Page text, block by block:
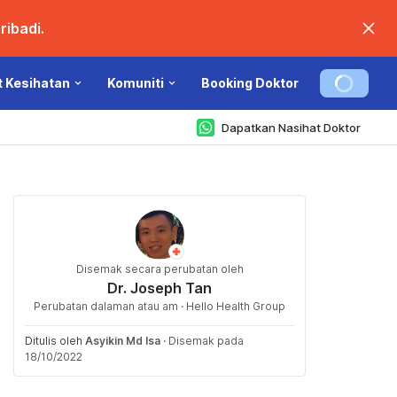
Kesihatan Komuniti Booking Doktor
Dapatkan Nasihat Doktor
Disemak secara perubatan oleh
Dr. Joseph Tan
Perubatan dalaman atau am · Hello Health Group
Ditulis oleh Asyikin Md Isa · Disemak pada
18/10/2022